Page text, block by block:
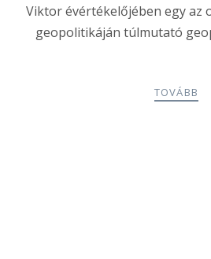
Viktor évértékelőjében egy az
geopolitikáján túlmutató
TOVÁBB